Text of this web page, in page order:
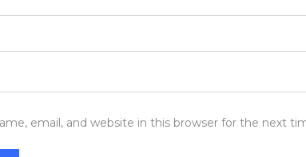
email, and website in this browser for the next